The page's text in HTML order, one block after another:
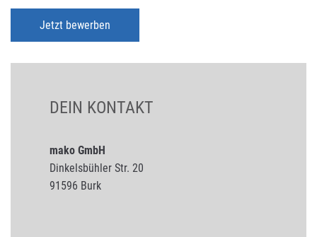
Jetzt bewerben
DEIN KONTAKT
mako GmbH
Dinkelsbühler Str. 20
91596 Burk